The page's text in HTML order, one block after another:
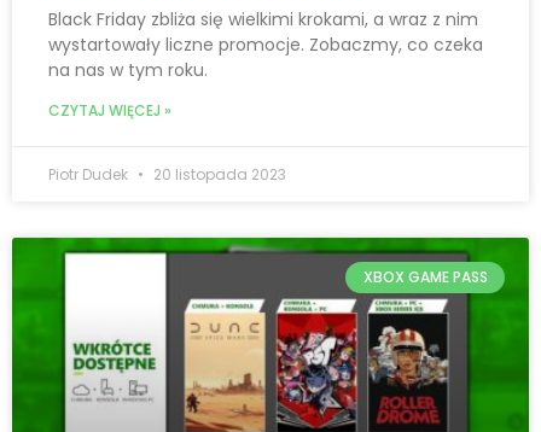
Black Friday zbliża się wielkimi krokami, a wraz z nim
wystartowały liczne promocje. Zobaczmy, co czeka
na nas w tym roku.
CZYTAJ WIĘCEJ »
Piotr Dudek 20 listopada 2023
XBOX GAME PASS